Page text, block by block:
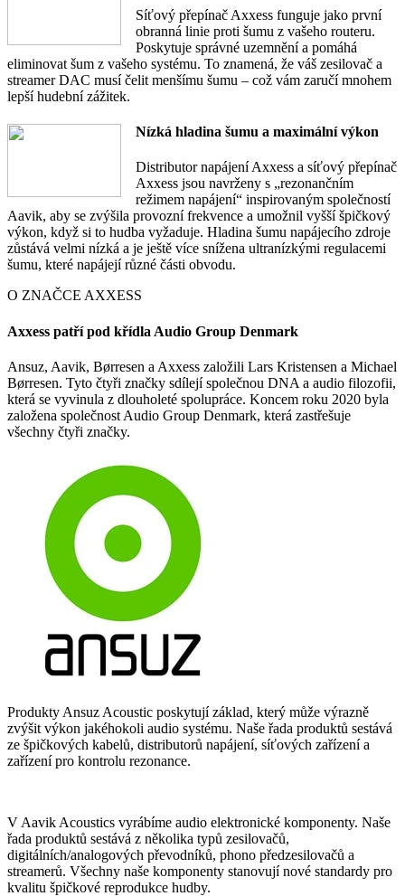
Síťový přepínač Axxess funguje jako první
obranná linie proti šumu z vašeho routeru.
Poskytuje správné uzemnění a pomáhá
eliminovat šum z vašeho systému. To znamená, že váš zesilovač a
streamer DAC musí čelit menšímu šumu – což vám zaručí mnohem
lepší hudební zážitek.
Nízká hladina šumu a maximální výkon
Distributor napájení Axxess a síťový přepínač
Axxess jsou navrženy s „rezonančním
režimem napájení“ inspirovaným společností
Aavik, aby se zvýšila provozní frekvence a umožnil vyšší špičkový
výkon, když si to hudba vyžaduje. Hladina šumu napájecího zdroje
zůstává velmi nízká a je ještě více snížena ultranízkými regulacemi
šumu, které napájejí různé části obvodu.
O ZNAČCE AXXESS
Axxess patří pod křídla Audio Group Denmark
Ansuz, Aavik, Børresen a Axxess založili Lars Kristensen a Michael
Børresen. Tyto čtyři značky sdílejí společnou DNA a audio filozofii,
která se vyvinula z dlouholeté spolupráce. Koncem roku 2020 byla
založena společnost Audio Group Denmark, která zastřešuje
všechny čtyři značky.
Produkty Ansuz Acoustic poskytují základ, který může výrazně
zvýšit výkon jakéhokoli audio systému. Naše řada produktů sestává
ze špičkových kabelů, distributorů napájení, síťových zařízení a
zařízení pro kontrolu rezonance.
V Aavik Acoustics vyrábíme audio elektronické komponenty. Naše
řada produktů sestává z několika typů zesilovačů,
digitálních/analogových převodníků, phono předzesilovačů a
streamerů. Všechny naše komponenty stanovují nové standardy pro
kvalitu špičkové reprodukce hudby.